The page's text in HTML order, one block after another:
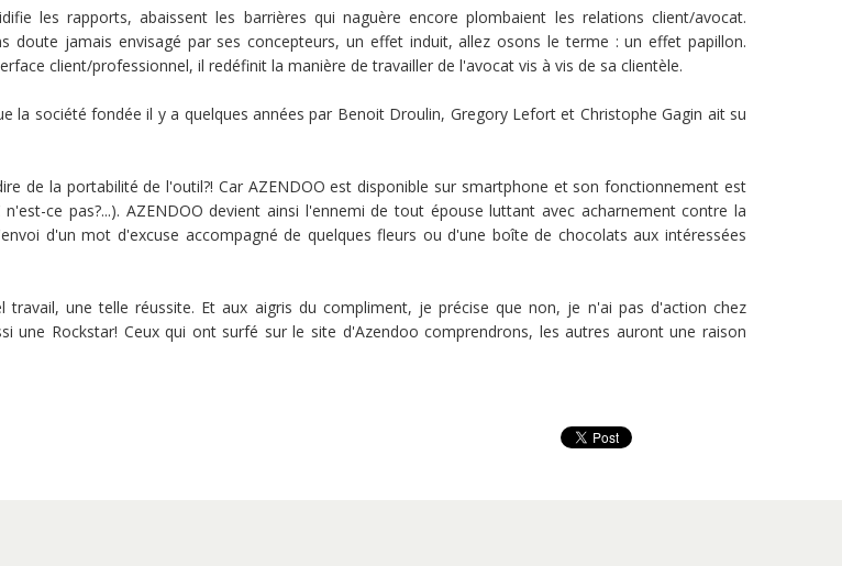
les rapports, abaissent les barrières qui naguère encore plombaient les relations client/avocat.
doute jamais envisagé par ses concepteurs, un effet induit, allez osons le terme : un effet papillon.
client/professionnel, il redéfinit la manière de travailler de l'avocat vis à vis de sa clientèle.
la société fondée il y a quelques années par Benoit Droulin, Gregory Lefort et Christophe Gagin ait su
de la portabilité de l'outil?! Car AZENDOO est disponible sur smartphone et son fonctionnement est
ce pas?...). AZENDOO devient ainsi l'ennemi de tout épouse luttant avec acharnement contre la
d'un mot d'excuse accompagné de quelques fleurs ou d'une boîte de chocolats aux intéressées
une telle réussite. Et aux aigris du compliment, je précise que non, je n'ai pas d'action chez
une Rockstar! Ceux qui ont surfé sur le site d'Azendoo comprendrons, les autres auront une raison